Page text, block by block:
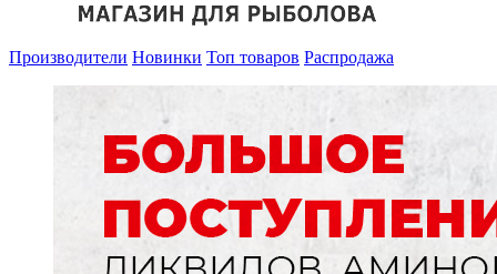
Производители Новинки Топ товаров Распродажа